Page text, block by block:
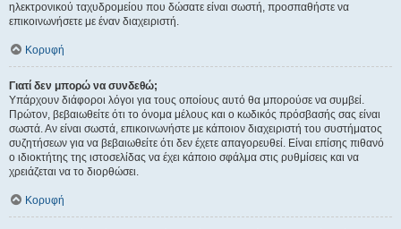
ηλεκτρονικού ταχυδρομείου που δώσατε είναι σωστή, προσπαθήστε να
επικοινωνήσετε με έναν διαχειριστή.
Κορυφή
Γιατί δεν μπορώ να συνδεθώ;
Υπάρχουν διάφοροι λόγοι για τους οποίους αυτό θα μπορούσε να συμβεί.
Πρώτον, βεβαιωθείτε ότι το όνομα μέλους και ο κωδικός πρόσβασής σας είναι
σωστά. Αν είναι σωστά, επικοινωνήστε με κάποιον διαχειριστή του συστήματος
συζητήσεων για να βεβαιωθείτε ότι δεν έχετε απαγορευθεί. Είναι επίσης πιθανό
ο ιδιοκτήτης της ιστοσελίδας να έχει κάποιο σφάλμα στις ρυθμίσεις και να
χρειάζεται να το διορθώσει.
Κορυφή